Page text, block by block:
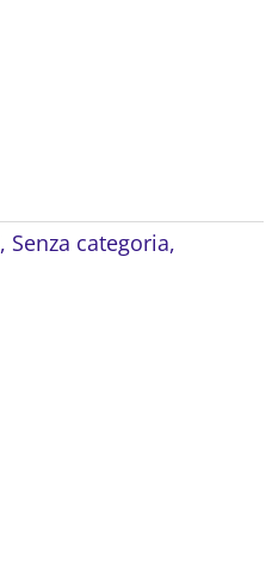
, Senza categoria,